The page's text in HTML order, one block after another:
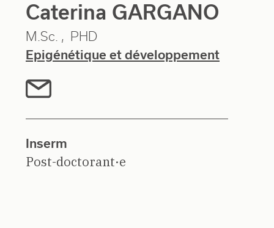
Caterina GARGANO
M.Sc.
PHD
Epigénétique et développement
Inserm
Post-doctorant·e